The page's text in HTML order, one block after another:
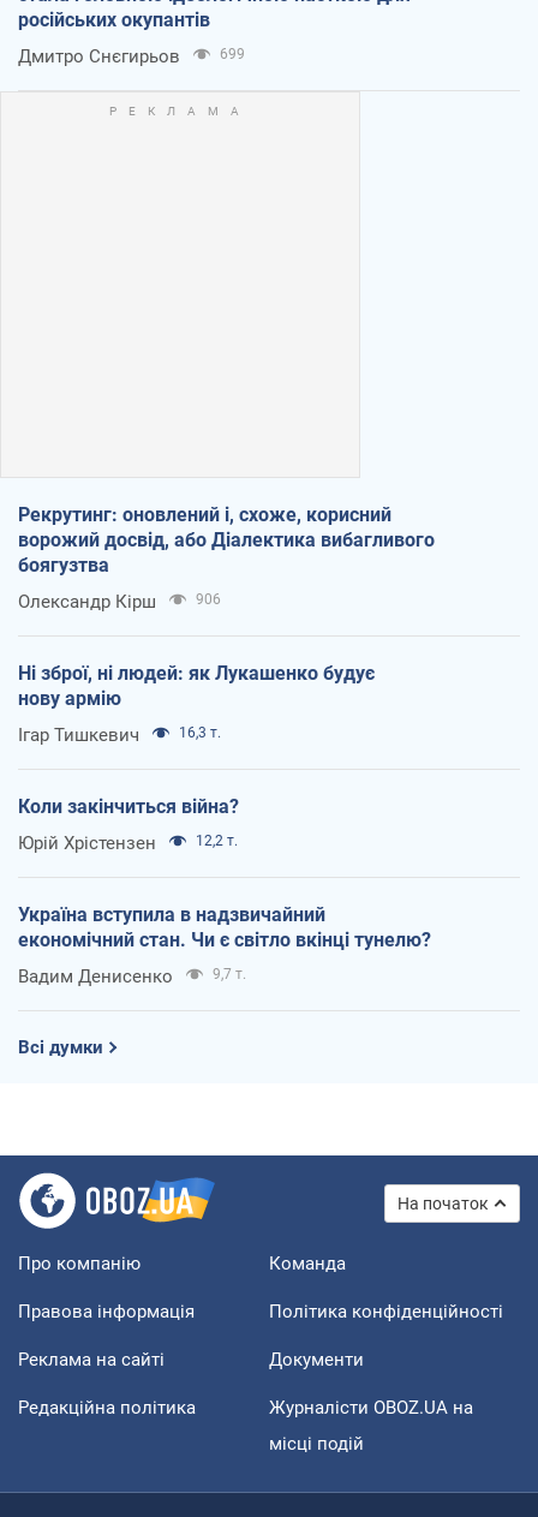
російських окупантів
Дмитро Снєгирьов 699
Рекрутинг: оновлений і, схоже, корисний
ворожий досвід, або Діалектика вибагливого
боягузтва
Олександр Кірш 906
Ні зброї, ні людей: як Лукашенко будує
нову армію
Ігар Тишкевич 16,3 т.
Коли закінчиться війна?
Юрій Хрістензен 12,2 т.
Україна вступила в надзвичайний
економічний стан. Чи є світло вкінці тунелю?
Вадим Денисенко 9,7 т.
Всі думки
На початок
Про компанію Команда
Правова інформація Політика конфіденційності
Реклама на сайті Документи
Редакційна політика
Журналісти OBOZ.UA на
місці подій